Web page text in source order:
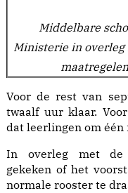
Middelbare
Ministerie in overleg
Voor de rest van
twaalf uur klaar.
dat leerlingen om één
In overleg met de
gekeken of het
normale rooster te